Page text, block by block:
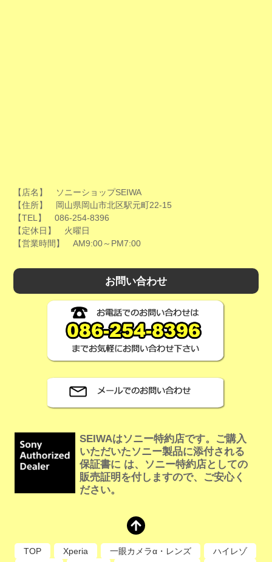
【店名】 ソニーショップSEIWA
【住所】 岡山県岡山市北区駅元町22-15
【TEL】 086-254-8396
【定休日】 火曜日
【営業時間】 AM9:00～PM7:00
お問い合わせ
SEIWAはソニー特約店です。ご購入
いただいたソニー製品に添付される
保証書に は、ソニー特約店としての
販売証明を付しますので、ご安心く
ださい。
TOP Xperia 一眼カメラα・レンズ
ハイレゾ